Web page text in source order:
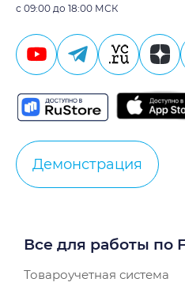
с 09:00 до 18:00 МСК
Демонстрация
Все для работы по
Товароучетная система